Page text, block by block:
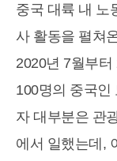
중국 대륙 내 노
사 활동을 펼쳐
2020년 7월부
100명의 중국인
자 대부분은 관
에서 일했는데,